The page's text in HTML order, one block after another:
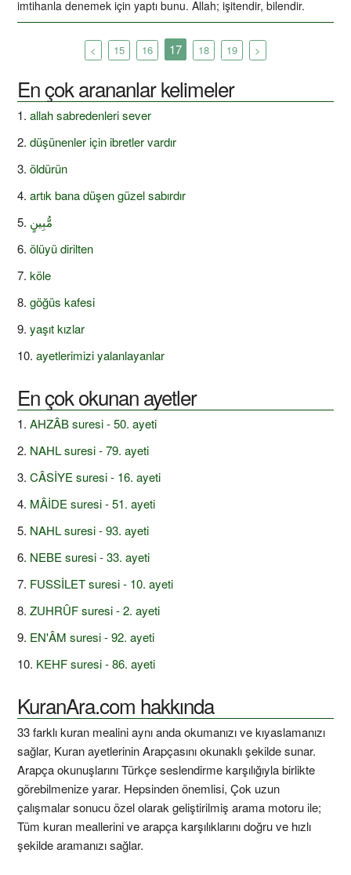
imtihanla denemek için yaptı bunu. Allah; işitendir, bilendir.
< 15 16 17 18 19 >
En çok arananlar kelimeler
allah sabredenleri sever
düşünenler için ibretler vardır
öldürün
artık bana düşen güzel sabırdır
مُّبِينٍ
ölüyü dirilten
köle
göğüs kafesi
yaşıt kızlar
ayetlerimizi yalanlayanlar
En çok okunan ayetler
AHZÂB suresi - 50. ayeti
NAHL suresi - 79. ayeti
CÂSİYE suresi - 16. ayeti
MÂİDE suresi - 51. ayeti
NAHL suresi - 93. ayeti
NEBE suresi - 33. ayeti
FUSSİLET suresi - 10. ayeti
ZUHRÛF suresi - 2. ayeti
EN'ÂM suresi - 92. ayeti
KEHF suresi - 86. ayeti
KuranAra.com hakkında
33 farklı kuran mealini aynı anda okumanızı ve kıyaslamanızı
sağlar, Kuran ayetlerinin Arapçasını okunaklı şekilde sunar.
Arapça okunuşlarını Türkçe seslendirme karşılığıyla birlikte
görebilmenize yarar. Hepsinden önemlisi, Çok uzun
çalışmalar sonucu özel olarak geliştirilmiş arama motoru ile;
Tüm kuran meallerini ve arapça karşılıklarını doğru ve hızlı
şekilde aramanızı sağlar.